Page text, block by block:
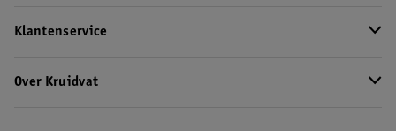
Klantenservice
Over Kruidvat